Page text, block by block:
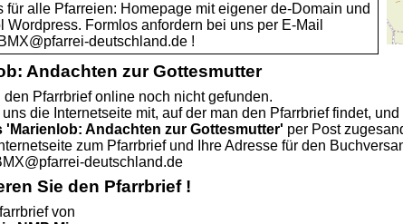
für alle Pfarreien: Homepage mit eigener de-Domain und
Wordpress. Formlos anfordern bei uns per E-Mail
deutschland.de !
Andachten zur Gottesmutter
den Pfarrbrief online noch nicht gefunden.
die Internetseite mit, auf der man den Pfarrbrief findet,
'Marienlob: Andachten zur Gottesmutter' per Post
zum Pfarrbrief und Ihre Adresse für den
deutschland.de
Sie den Pfarrbrief !
von